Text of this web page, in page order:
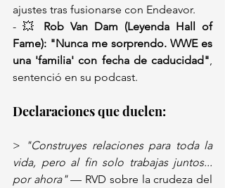
ajustes tras fusionarse con Endeavor.
- 💥 Rob Van Dam (Leyenda Hall of
Fame): "Nunca me sorprendo. WWE es
una 'familia' con fecha de caducidad"
sentenció en su podcast.
Declaraciones que duelen:
>
"Construyes relaciones para toda la
vida, pero al fin solo trabajas juntos...
por ahora" — RVD sobre la crudeza del